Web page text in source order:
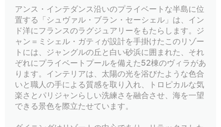
アンス・インテダンス沿いのプライベートな半島に位
置する「シュヴァル・ブラン・セーシェル」は、イン
ド洋にフランスのラグジュアリーをもたらします。ジ
ャン＝ミシェル・ガティが設計を手掛けたこのリゾー
トには、ジャングルの丘と白い砂浜に囲まれた、それ
ぞれにプライベートプールを備えた52棟のヴィラがあ
ります。インテリアは、太陽の光を浴びたような色合
いと職人の手による質感を取り入れ、トロピカルな気
楽さとパリジャンらしい洗練さを融合させ、海を一望
できる景色を際立たせています。